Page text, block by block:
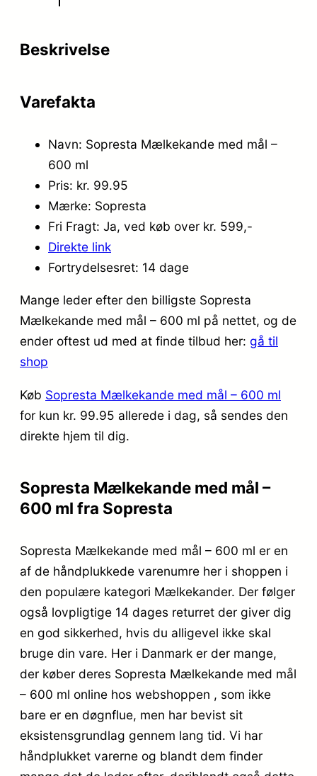
Beskrivelse
Varefakta
Navn: Sopresta Mælkekande med mål –
600 ml
Pris: kr. 99.95
Mærke: Sopresta
Fri Fragt: Ja, ved køb over kr. 599,-
Direkte link
Fortrydelsesret: 14 dage
Mange leder efter den billigste Sopresta
Mælkekande med mål – 600 ml på nettet, og de
ender oftest ud med at finde tilbud her: gå til
shop
Køb Sopresta Mælkekande med mål – 600 ml
for kun kr. 99.95 allerede i dag, så sendes den
direkte hjem til dig.
Sopresta Mælkekande med mål –
600 ml fra Sopresta
Sopresta Mælkekande med mål – 600 ml er en
af de håndplukkede varenumre her i shoppen i
den populære kategori Mælkekander. Der følger
også lovpligtige 14 dages returret der giver dig
en god sikkerhed, hvis du alligevel ikke skal
bruge din vare. Her i Danmark er der mange,
der køber deres Sopresta Mælkekande med mål
– 600 ml online hos webshoppen , som ikke
bare er en døgnflue, men har bevist sit
eksistensgrundlag gennem lang tid. Vi har
håndplukket varerne og blandt dem finder